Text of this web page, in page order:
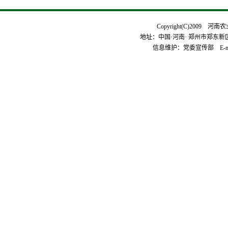
Copyright(C)2009 河南
地址：中国·河南· 郑州市郑东
信息维护：党委宣传部 E-